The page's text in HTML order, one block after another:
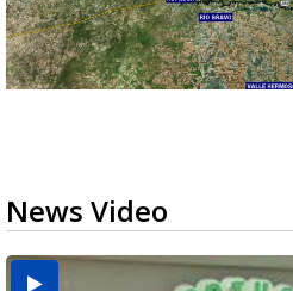
News Video